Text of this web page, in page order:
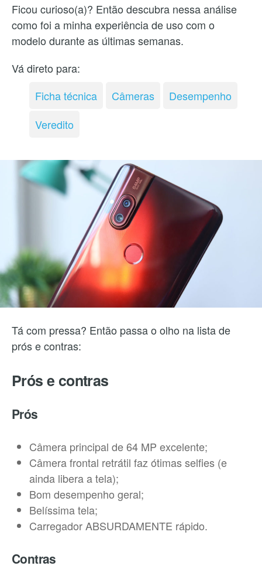
Ficou curioso(a)? Então descubra nessa análise
como foi a minha experiência de uso com o
modelo durante as últimas semanas.
Vá direto para:
Ficha técnica
Câmeras
Desempenho
Veredito
Tá com pressa? Então passa o olho na lista de
prós e contras:
Prós e contras
Prós
Câmera principal de 64 MP excelente;
Câmera frontal retrátil faz ótimas selfies (e
ainda libera a tela);
Bom desempenho geral;
Belíssima tela;
Carregador ABSURDAMENTE rápido.
Contras